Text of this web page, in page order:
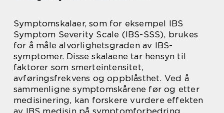
Symptomskalaer, som for eksempel IBS
Symptom Severity Scale (IBS-SSS), brukes
for å måle alvorlighetsgraden av IBS-
symptomer. Disse skalaene tar hensyn til
faktorer som smerteintensitet,
avføringsfrekvens og oppblåsthet. Ved å
sammenligne symptomskårene før og etter
medisinering, kan forskere vurdere effekten
av IBS medisin på symptomforbedring.